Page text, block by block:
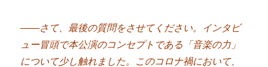
――さて、最後の質問をさせてください。インタビ
ュー冒頭で本公演のコンセプトである「音楽の力」
について少し触れました。このコロナ禍において、